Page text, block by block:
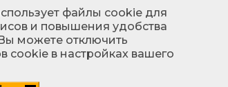
файлы cookie для
и повышения удобства
можете отключить
cookie в настройках вашего